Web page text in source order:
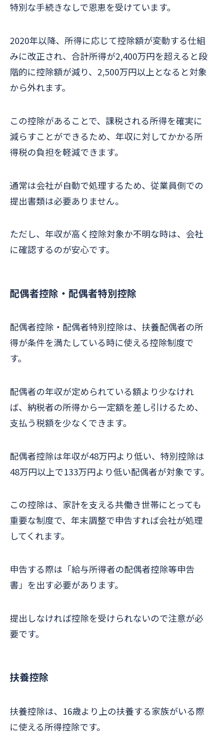
特別な手続きなしで恩恵を受けています。
2020年以降、所得に応じて控除額が変動する仕組
みに改正され、合計所得が2,400万円を超えると段
階的に控除額が減り、2,500万円以上となると対象
から外れます。
この控除があることで、課税される所得を確実に
減らすことができるため、年収に対してかかる所
得税の負担を軽減できます。
通常は会社が自動で処理するため、従業員側での
提出書類は必要ありません。
ただし、年収が高く控除対象か不明な時は、会社
に確認するのが安心です。
配偶者控除・配偶者特別控除
配偶者控除・配偶者特別控除は、扶養配偶者の所
得が条件を満たしている時に使える控除制度で
す。
配偶者の年収が定められている額より少なけれ
ば、納税者の所得から一定額を差し引けるため、
支払う税額を少なくできます。
配偶者控除は年収が48万円より低い、特別控除は
48万円以上で133万円より低い配偶者が対象です。
この控除は、家計を支える共働き世帯にとっても
重要な制度で、年末調整で申告すれば会社が処理
してくれます。
申告する際は「給与所得者の配偶者控除等申告
書」を出す必要があります。
提出しなければ控除を受けられないので注意が必
要です。
扶養控除
扶養控除は、16歳より上の扶養する家族がいる際
に使える所得控除です。